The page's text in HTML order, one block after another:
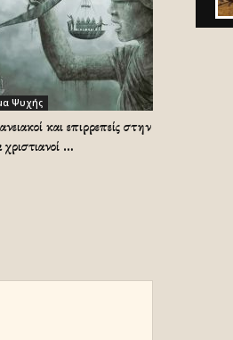
Ψυχής
και επιρρεπείς στην
χριστιανοί …